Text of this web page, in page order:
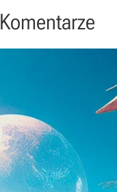
Komentarze